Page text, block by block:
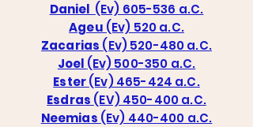
Daniel (Ev) 605-536 a.C.
Ageu (Ev) 520 a.C.
Zacarias (Ev) 520-480 a.C.
Joel (Ev) 500-350 a.C.
Ester(Ev) 465-424 a.C.
Esdras (EV) 450-400 a.C.
Neemias (Ev) 440-400 a.C.